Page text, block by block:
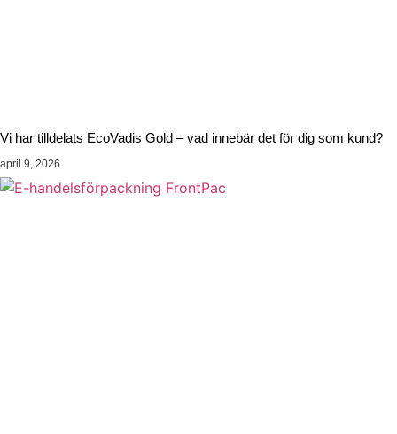
Vi har tilldelats EcoVadis Gold – vad innebär det för dig som kund?
april 9, 2026